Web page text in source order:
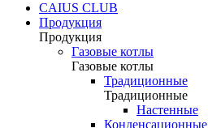
CAIUS CLUB
Продукция
Продукция
Газовые котлы
Газовые котлы
Традиционные
Традиционные
Настенные
Конденсационные